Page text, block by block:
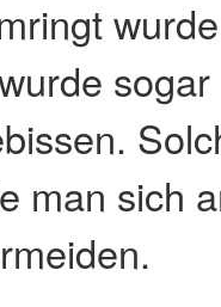
man sich